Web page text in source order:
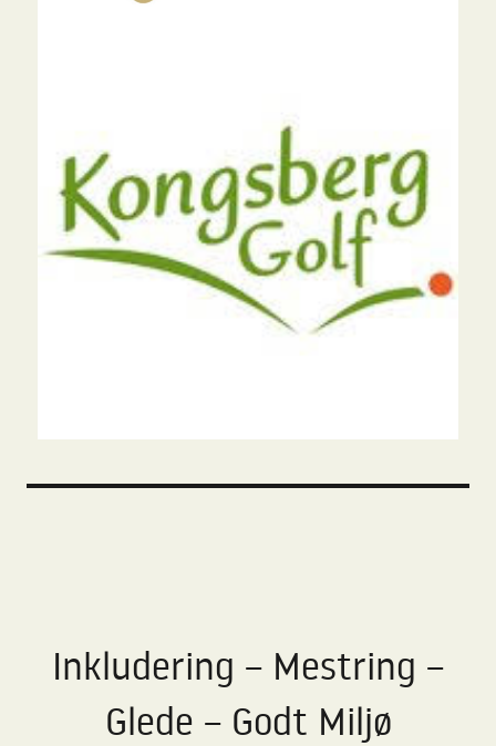
Inkludering – Mestring –
Glede – Godt Miljø